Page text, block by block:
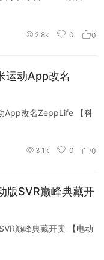
2.8k 0 0
运动App改名
App改名ZeppLife 【科
3.1k 0 0
版SVR巅峰典藏开
巅峰典藏开卖 【电动